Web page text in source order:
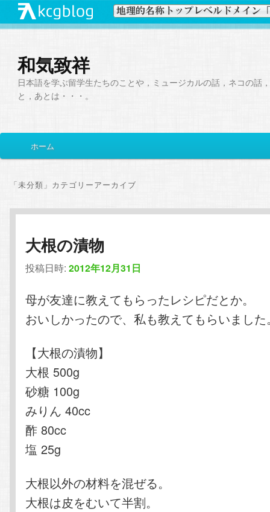
和気致祥
日本語を学ぶ留学生たちのことや，ミュージカルの話，ネコの話
と，あとは・・・。
イ
メ
ン
コ
ン
テ
ン
ツ
へ
移
動
サ
コ
ン
テ
ン
ツ
へ
移
動
ホーム
「未分類 」カテゴリーアーカイブ
大根の漬物
投稿日時:2012年12月31日
母が友達に教えてもらったレシピだとか。
おいしかったので、私も教えてもらいました
【大根の漬物】
大根 500g
砂糖 100g
みりん 40cc
酢 80cc
塩 25g
大根以外の材料を混ぜる。
大根は皮をむいて半割。